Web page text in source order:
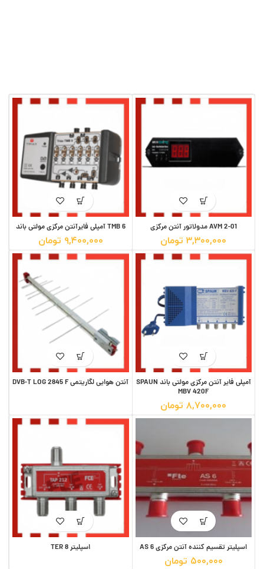
AVM 2-01 مدولاتور آنتن مرکزی
۳,۳۰۰,۰۰۰ تومان
TMB 6 آمپلی فایرآنتن مرکزی مولتی باند
۹,۴۰۰,۰۰۰ تومان
آمپلی فایر آنتن مرکزی مولتی باند SPAUN
MBV 420F
۸,۷۰۰,۰۰۰ تومان
آنتن هوایی لگاریتمی DVB-T LOG 2845 F
اسپلیتر تقسیم کننده آنتن مرکزی AS 6
۵۰۰,۰۰۰ تومان
اسپلیتر TER 8